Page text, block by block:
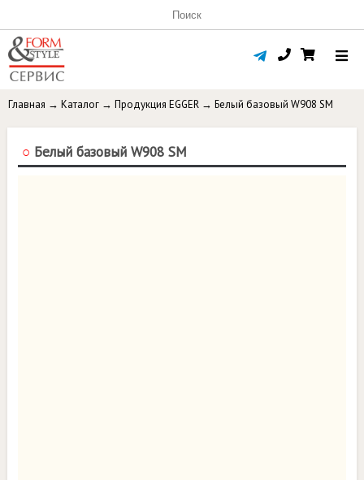
Главная → Каталог → Продукция EGGER → Белый базовый W908 SM
○ Белый базовый W908 SM